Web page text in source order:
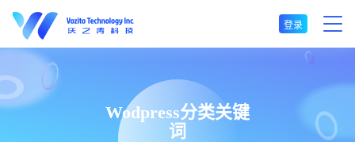
登录
Wodpress分类关键
词